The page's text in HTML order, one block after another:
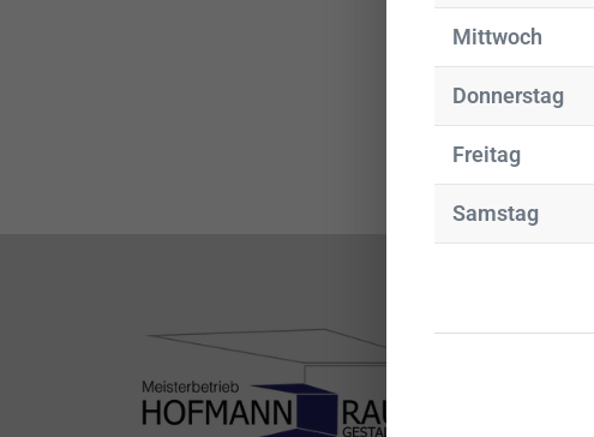
Mittwoch
Donnerstag
Freitag
Samstag